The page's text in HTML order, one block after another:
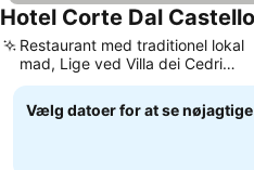
Hotel Corte Dal Castello
Restaurant med traditionel lokal
mad, Lige ved Villa dei Cedri
Thermal Park
Vælg datoer for at se